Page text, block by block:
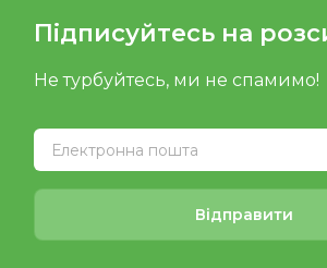
Підписуйтесь на
Не турбуйтесь, ми не спамимо!
Відправити